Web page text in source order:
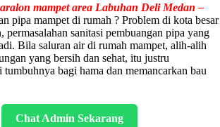
mampet area Labuhan Deli Medan –
pipa mampet di rumah ? Problem di kota besar
permasalahan sanitasi pembuangan pipa yang
Bila saluran air di rumah mampet, alih-alih
yang bersih dan sehat, itu justru
bagi hama dan memancarkan bau
Chat Admin Sekarang